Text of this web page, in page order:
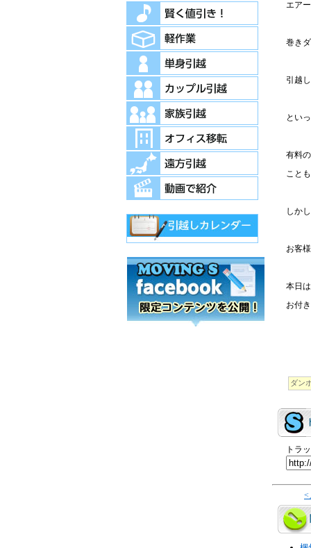
エア
巻き
引越
とい
有料
こと
しか
お客
本日
お付
ダン
トラ
<